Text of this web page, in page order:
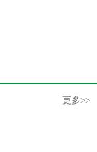
更多>>